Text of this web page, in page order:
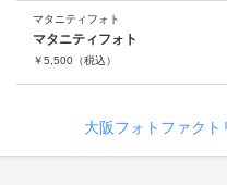
マタニティフォト
マタニティフォト
￥5,500 （税込）
大阪フォトファクト